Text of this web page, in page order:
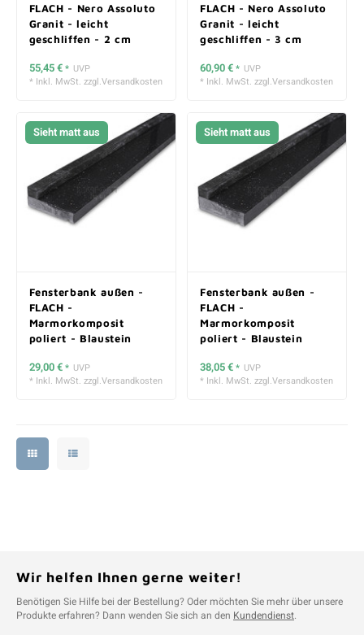
FLACH - Nero Assoluto
Granit - leicht
geschliffen - 2 cm
55,45 €* UVP
* Inkl. MwSt. zzgl.Versandkosten
FLACH - Nero Assoluto
Granit - leicht
geschliffen - 3 cm
60,90 €* UVP
* Inkl. MwSt. zzgl.Versandkosten
Sieht matt aus
Fensterbank außen -
FLACH -
Marmorkomposit
poliert - Blaustein
stark
29,00 €* UVP
* Inkl. MwSt. zzgl.Versandkosten
Sieht matt aus
Fensterbank außen -
FLACH -
Marmorkomposit
poliert - Blaustein
stark
38,05 €* UVP
* Inkl. MwSt. zzgl.Versandkosten
Wir helfen Ihnen gerne weiter!
Benötigen Sie Hilfe bei der Bestellung? Oder möchten Sie mehr über unsere
Produkte erfahren? Dann wenden Sie sich an den Kundendienst.